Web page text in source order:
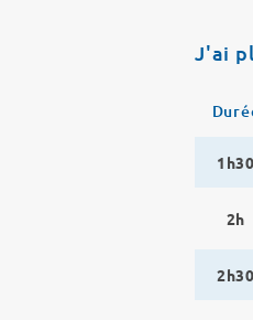
J'ai
1h30
2h
2h30